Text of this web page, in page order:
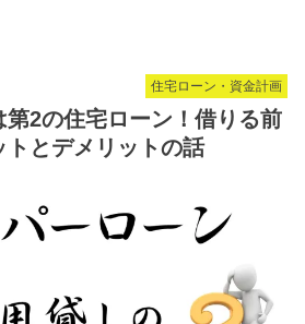
住宅ローン・資金計画
第2の住宅ローン！借りる前
トとデメリットの話